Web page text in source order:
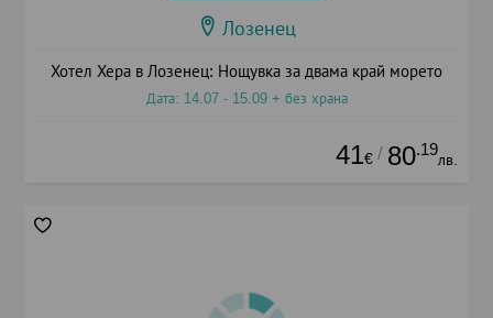
Лозенец
Хотел Хера в Лозенец: Нощувка за двама край морето
Дата: 14.07 - 15.09 + без храна
41€ / 80.19
лв.